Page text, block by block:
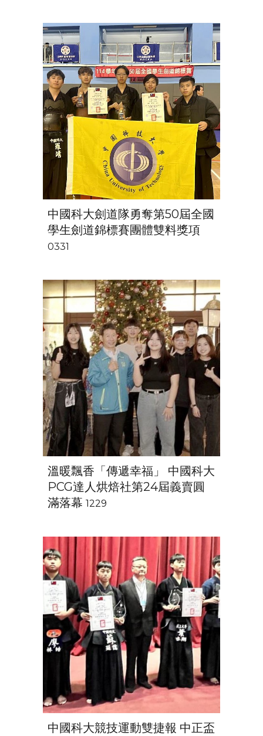
中國科大劍道隊勇奪第50屆全國
學生劍道錦標賽團體雙料獎項
0331
溫暖飄香「傳遞幸福」 中國科大
PCG達人烘焙社第24屆義賣圓
滿落幕 1229
中國科大競技運動雙捷報 中正盃